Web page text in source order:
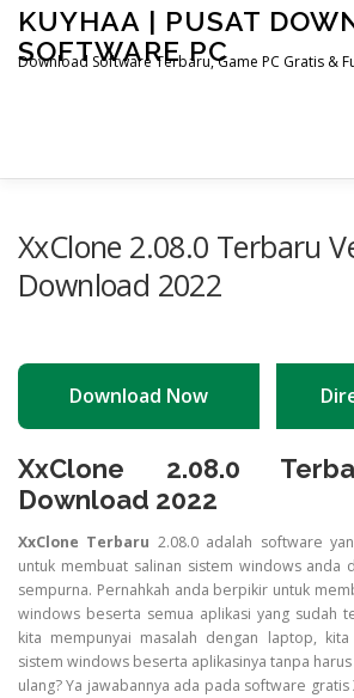
Skip
content
KUYHAA | PUSAT
SOFTWARE PC
Download Software Terbaru, Game PC Gratis &
XxClone 2.08.0 Terbaru
Download 2022
Download Now
XxClone 2.08.0
Download 2022
XxClone Terbaru 2.08.0 adalah software
untuk membuat salinan sistem windows anda
sempurna. Pernahkah anda berpikir untuk
windows beserta semua aplikasi yang sudah
kita mempunyai masalah dengan laptop,
sistem windows beserta aplikasinya tanpa
ulang? Ya jawabannya ada pada software gratis